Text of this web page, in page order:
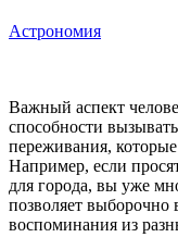
Астрономия
Важный аспект
способности
переживания,
Например, если
для города, вы уже
позволяет
воспоминания из